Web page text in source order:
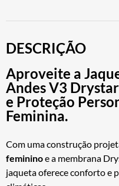
DESCRIÇÃO
Aproveite a
Andes V3 Drystar
e Proteção
Feminina.
Com uma construção
femininoe a membrana
jaqueta oferece conforto e